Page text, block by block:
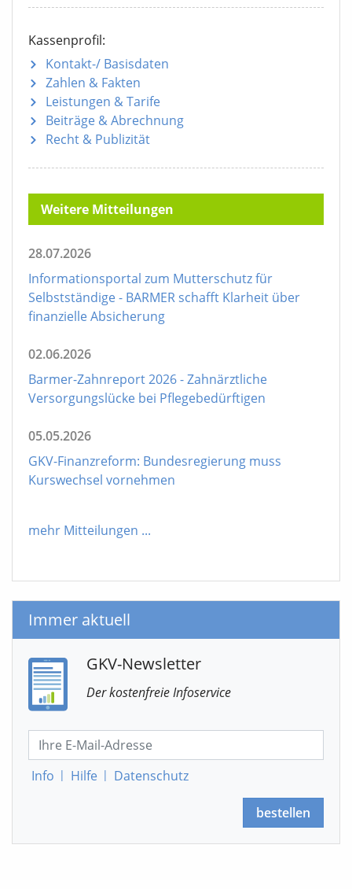
Kassenprofil:
Kontakt-/ Basisdaten
Zahlen & Fakten
Leistungen & Tarife
Beiträge & Abrechnung
Recht & Publizität
Weitere Mitteilungen
28.07.2026
Informationsportal zum Mutterschutz für
Selbstständige - BARMER schafft Klarheit über
finanzielle Absicherung
02.06.2026
Barmer-Zahnreport 2026 - Zahnärztliche
Versorgungslücke bei Pflegebedürftigen
05.05.2026
GKV-Finanzreform: Bundesregierung muss
Kurswechsel vornehmen
mehr Mitteilungen ...
Immer aktuell
GKV-Newsletter
Der kostenfreie Infoservice
Info | Hilfe | Datenschutz
bestellen